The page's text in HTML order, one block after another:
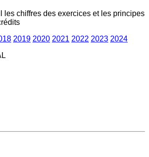
les chiffres des exercices et les principes
2019 2020 2021 2022 2023 2024